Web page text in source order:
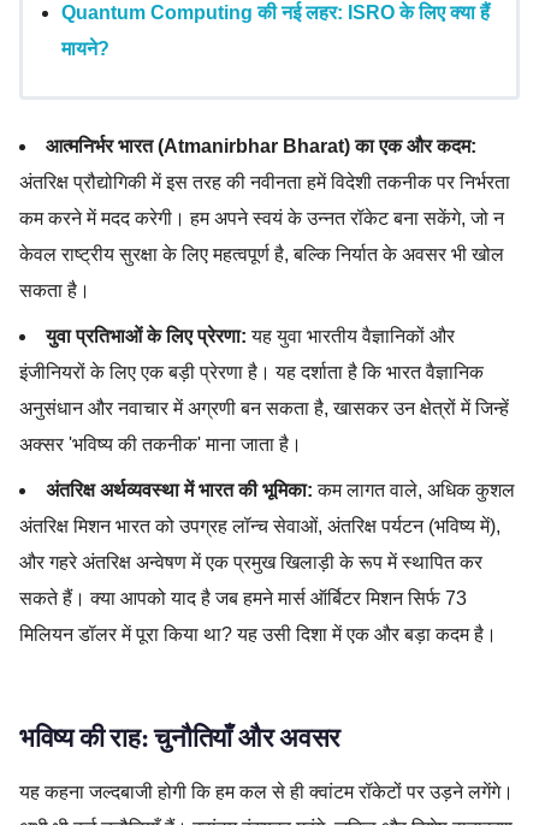
Quantum Computing की नई लहर: ISRO के लिए क्या हैं
मायने?
आत्मनिर्भर भारत (Atmanirbhar Bharat) का एक और कदम:
अंतरिक्ष प्रौद्योगिकी में इस तरह की नवीनता हमें विदेशी तकनीक पर निर्भरता
कम करने में मदद करेगी। हम अपने स्वयं के उन्नत रॉकेट बना सकेंगे, जो न
केवल राष्ट्रीय सुरक्षा के लिए महत्वपूर्ण है, बल्कि निर्यात के अवसर भी खोल
सकता है।
युवा प्रतिभाओं के लिए प्रेरणा: यह युवा भारतीय वैज्ञानिकों और
इंजीनियरों के लिए एक बड़ी प्रेरणा है। यह दर्शाता है कि भारत वैज्ञानिक
अनुसंधान और नवाचार में अग्रणी बन सकता है, खासकर उन क्षेत्रों में जिन्हें
अक्सर 'भविष्य की तकनीक' माना जाता है।
अंतरिक्ष अर्थव्यवस्था में भारत की भूमिका: कम लागत वाले, अधिक कुशल
अंतरिक्ष मिशन भारत को उपग्रह लॉन्च सेवाओं, अंतरिक्ष पर्यटन (भविष्य में),
और गहरे अंतरिक्ष अन्वेषण में एक प्रमुख खिलाड़ी के रूप में स्थापित कर
सकते हैं। क्या आपको याद है जब हमने मार्स ऑर्बिटर मिशन सिर्फ 73
मिलियन डॉलर में पूरा किया था? यह उसी दिशा में एक और बड़ा कदम है।
भविष्य की राह: चुनौतियाँ और अवसर
यह कहना जल्दबाजी होगी कि हम कल से ही क्वांटम रॉकेटों पर उड़ने लगेंगे।